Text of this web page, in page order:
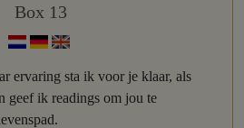
Box 13
ervaring sta ik voor je klaar, als
geef ik readings om jou te